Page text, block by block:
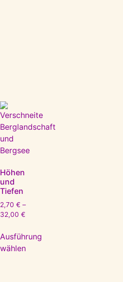
Höhen
und
Tiefen
2,70 € –
32,00 €
Ausführung
wählen